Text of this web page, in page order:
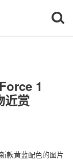
1
近赏
款黄蓝配色的图片